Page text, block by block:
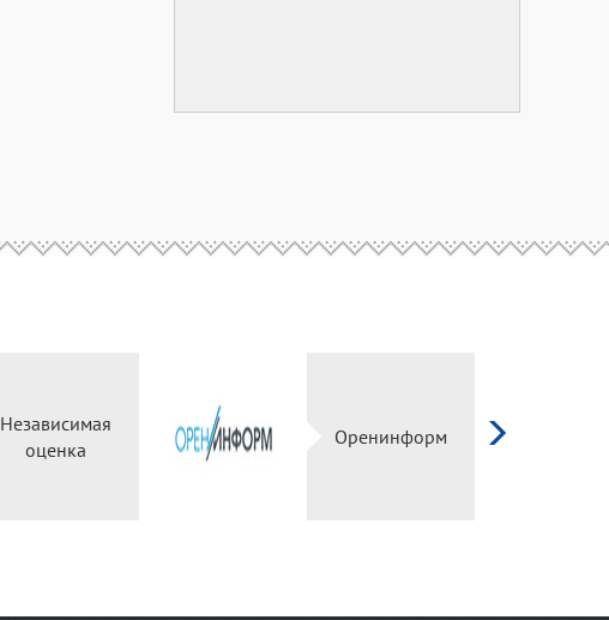
Независимая
оценка
Оренинформ